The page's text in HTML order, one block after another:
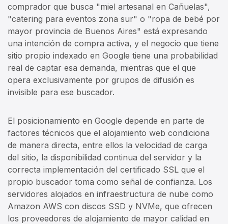
comprador que busca "miel artesanal en Cañuelas",
"catering para eventos zona sur" o "ropa de bebé por
mayor provincia de Buenos Aires" está expresando
una intención de compra activa, y el negocio que tiene
sitio propio indexado en Google tiene una probabilidad
real de captar esa demanda, mientras que el que
opera exclusivamente por grupos de difusión es
invisible para ese buscador.
El posicionamiento en Google depende en parte de
factores técnicos que el alojamiento web condiciona
de manera directa, entre ellos la velocidad de carga
del sitio, la disponibilidad continua del servidor y la
correcta implementación del certificado SSL que el
propio buscador toma como señal de confianza. Los
servidores alojados en infraestructura de nube como
Amazon AWS con discos SSD y NVMe, que ofrecen
los proveedores de alojamiento de mayor calidad en